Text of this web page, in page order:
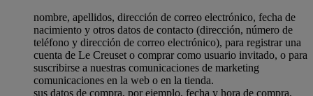
nombre, apellidos, dirección de correo electrónico, fecha de
nacimiento y otros datos de contacto (dirección, número de
teléfono y dirección de correo electrónico), para registrar una
cuenta de Le Creuset o comprar como usuario invitado, o para
suscribirse a nuestras comunicaciones de marketing
comunicaciones en la web o en la tienda.
sus datos de compra, por ejemplo, fecha y hora de compra,